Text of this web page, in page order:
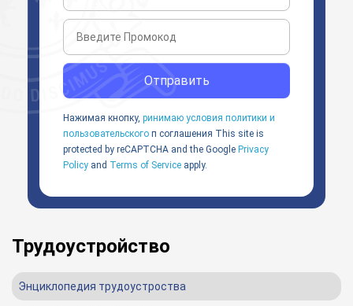
Отправить
Нажимая кнопку, ринимаю условия политики и
пользовательского п соглашения This site is
protected by reCAPTCHA and the Google Privacy
Policy and Terms of Service apply.
Трудоустройство
Энциклопедия трудоустроства